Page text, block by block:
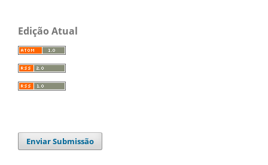
Edição Atual
Enviar Submissão